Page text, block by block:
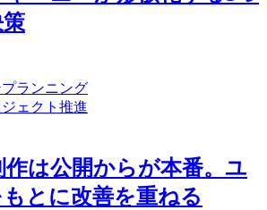
ランニング
ェクト推進
は公開からが本番。ユ
とに改善を重ねる